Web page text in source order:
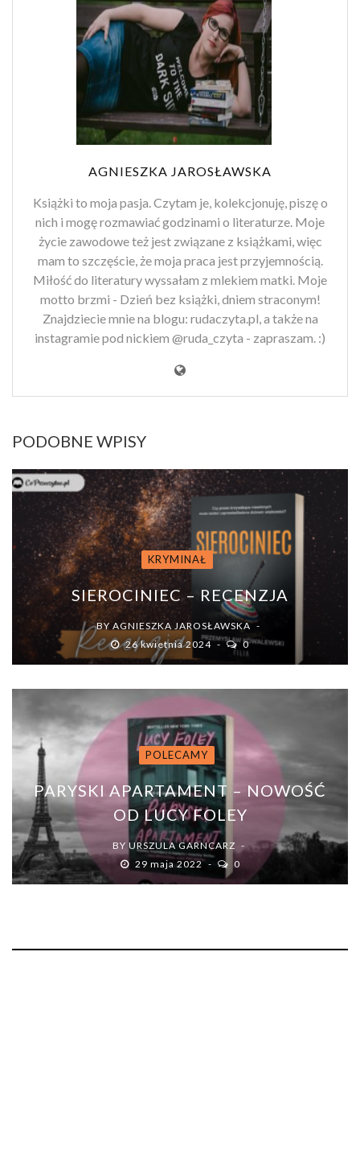
AGNIESZKA JAROSŁAWSKA
Książki to moja pasja. Czytam je, kolekcjonuję, piszę o
nich i mogę rozmawiać godzinami o literaturze. Moje
życie zawodowe też jest związane z książkami, więc
mam to szczęście, że moja praca jest przyjemnością.
Miłość do literatury wyssałam z mlekiem matki. Moje
motto brzmi - Dzień bez książki, dniem straconym!
Znajdziecie mnie na blogu: rudaczyta.pl, a także na
instagramie pod nickiem @ruda_czyta - zapraszam. :)
PODOBNE WPISY
KRYMINAŁ
SIEROCINIEC – RECENZJA
BYAGNIESZKA JAROSŁAWSKA
26 kwietnia 2024
0
POLECAMY
PARYSKI APARTAMENT – NOWOŚĆ
OD LUCY FOLEY
BY URSZULA GARNCARZ
29 maja 2022
0